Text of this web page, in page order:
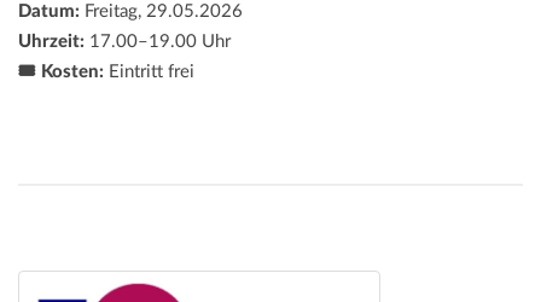
Datum: Freitag, 29.05.2026
Uhrzeit: 17.00–19.00 Uhr
🎟️ Kosten: Eintritt frei